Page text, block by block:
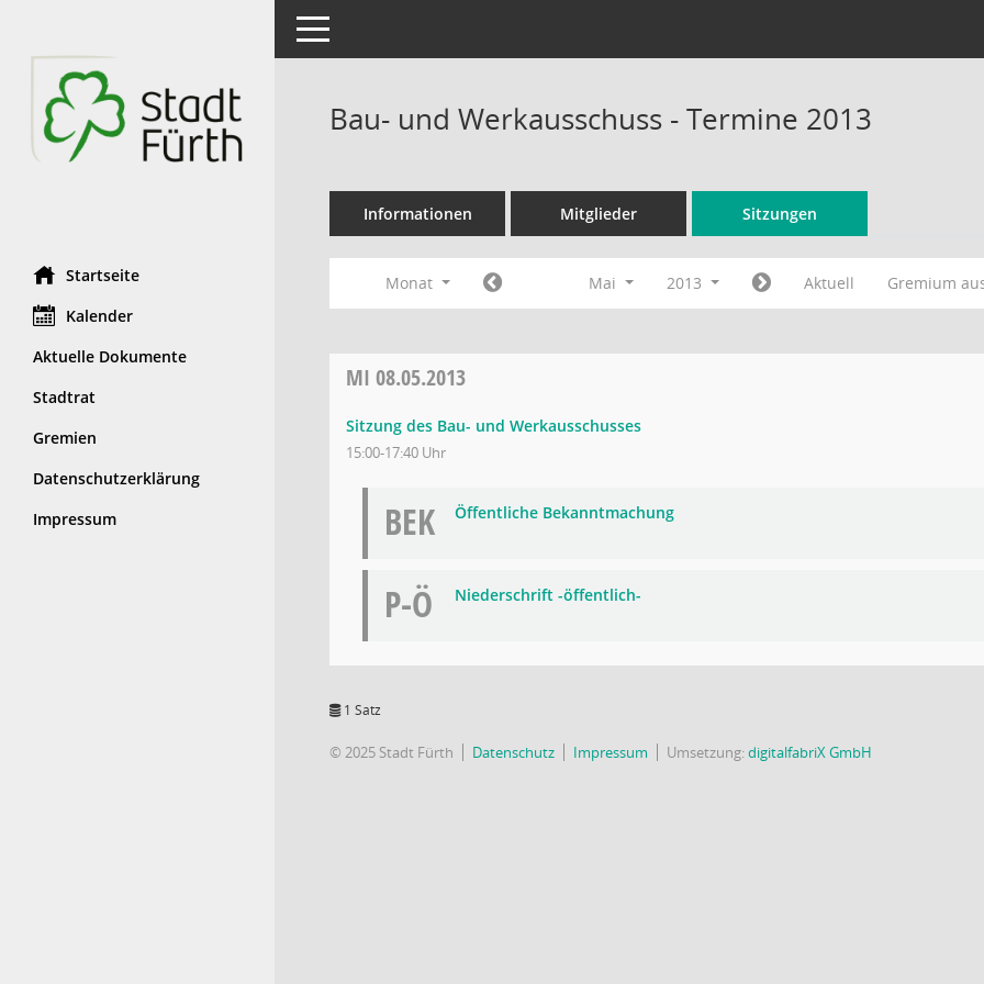
Startseite
Kalender
Aktuelle Dokumente
Stadtrat
Gremien
Datenschutzerklärung
Impressum
Toggle navigation
Bau- und Werkausschuss - Termine 2013
Informationen Mitglieder Sitzungen
Monat Mai 2013 Aktuell Gremium
MI 08.05.2013
Sitzung des Bau- und Werkausschusses
15:00-17:40 Uhr
BEK Öffentliche Bekanntmachung
P-Ö Niederschrift -öffentlich-
1 Satz
© 2025 Stadt Fürth Datenschutz Impressum Umsetzung:digitalfabriX GmbH